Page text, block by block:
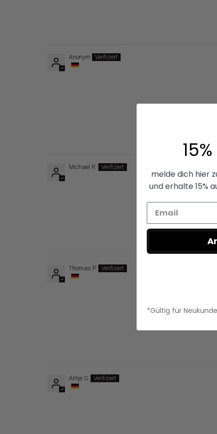
Anonym
Michael R.
Thomas P.
Antje S.
melde dich hier
und erhalte 15%
*Gültig für